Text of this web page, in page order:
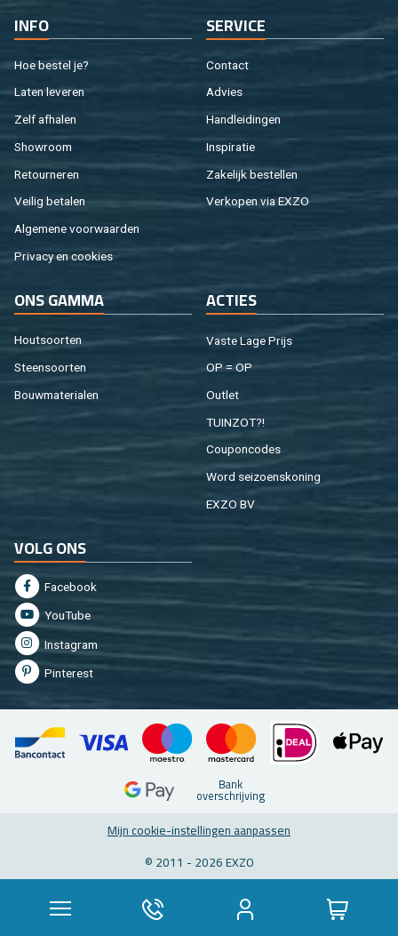
INFO
Hoe be­stel je?
Laten le­ve­ren
Zelf af­ha­len
Show­room
Re­tour­ne­ren
Vei­lig be­ta­len
Al­ge­me­ne voor­waar­den
Pri­va­cy en coo­kies
SER­VI­CE
Con­tact
Ad­vies
Hand­lei­din­gen
In­spi­ra­tie
Za­ke­lijk be­stel­len
Ver­ko­pen via EXZO
ONS GAMMA
Hout­soor­ten
Steen­soor­ten
Bouw­ma­te­ri­a­len
AC­TIES
Vaste Lage Prijs
OP = OP
Out­let
TUIN­ZOT?!
Cou­pon­co­des
Word sei­zoens­ko­ning
EXZO BV
VOLG ONS
Fa­cebook
You­Tu­be
In­st­agram
Pin­te­rest
Bank
over­schrij­ving
Mijn coo­kie-in­stel­lin­gen aan­pas­sen
© 2011 - 2026 EXZO